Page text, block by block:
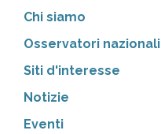
Chi siamo
Osservatori nazionali
Siti d'interesse
Notizie
Eventi